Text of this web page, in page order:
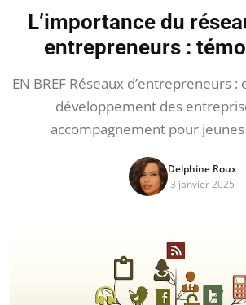
L’importance du
entrepreneurs :
EN BREF Réseaux d’entrepreneurs
développement des
accompagnement pour
Delphine Roux
3 janvier 2025